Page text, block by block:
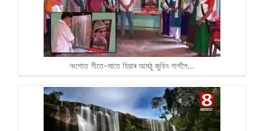
নংপোত গীতে-মাতে হিয়াৰ আমঠু জুবিন গাৰ্গলৈ…